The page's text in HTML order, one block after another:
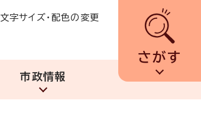
文字サイズ・配色の変更
さがす
市政情報